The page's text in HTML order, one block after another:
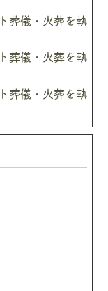
葬儀・火葬を執
葬儀・火葬を執
葬儀・火葬を執